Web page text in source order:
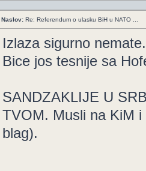
Naslov: Re: Referendum o ulasku BiH u NATO ...
Izlaza sigurno
Bice jos tesnije sa
SANDZAKLIJE U
TVOM. Musli na KiM
blag).